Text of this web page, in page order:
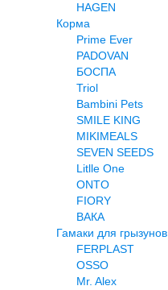
HAGEN
Корма
Prime Ever
PADOVAN
БОСПА
Triol
Bambini Pets
SMILE KING
MIKIMEALS
SEVEN SEEDS
Litlle One
ONTO
FIORY
ВАКА
Гамаки для грызунов
FERPLAST
OSSO
Mr. Alex